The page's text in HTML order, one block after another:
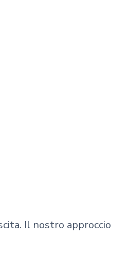
Il nostro approccio